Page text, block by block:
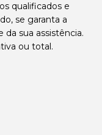
qualificados e
se garanta a
da sua assistência.
ou total.